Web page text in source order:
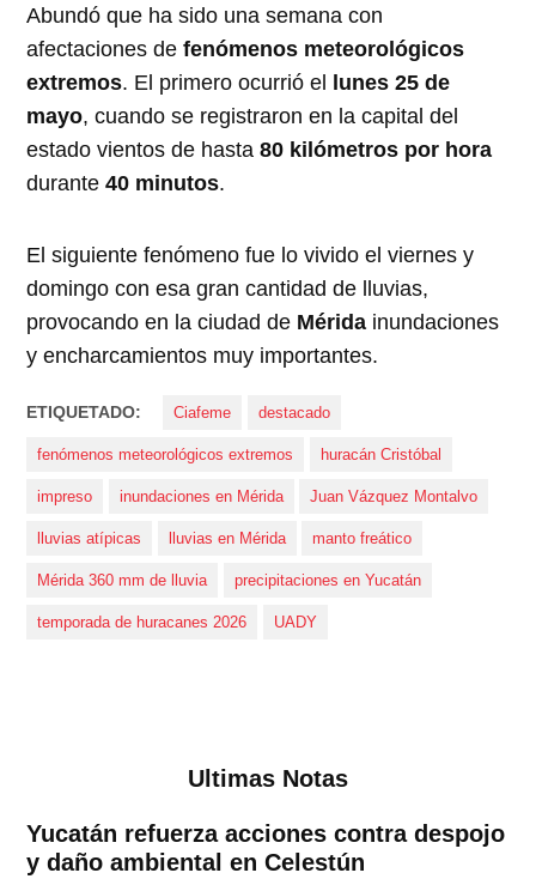
Abundó que ha sido una semana con
afectaciones defenómenos meteorológicos
extremos. El primero ocurrió el lunes 25 de
mayo, cuando se registraron en la capital del
estado vientos de hasta80 kilómetros por hora
durante40 minutos.
El siguiente fenómeno fue lo vivido el viernes y
domingo con esa gran cantidad de lluvias,
provocando en la ciudad de Mérida inundaciones
y encharcamientos muy importantes.
ETIQUETADO: Ciafeme destacado
fenómenos meteorológicos extremos huracán Cristóbal
impreso inundaciones en Mérida Juan Vázquez Montalvo
lluvias atípicas lluvias en Mérida manto freático
Mérida 360 mm de lluvia precipitaciones en Yucatán
temporada de huracanes 2026 UADY
Ultimas Notas
Yucatán refuerza acciones contra despojo
y daño ambiental en Celestún